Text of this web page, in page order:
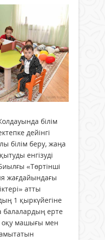
білім
дейінгі
білім беру, жаңа
енгізуді
«Төртінші
жағдайындағы
атты
1 қыркүйегіне
балалардың ерте
оқу машығы мен